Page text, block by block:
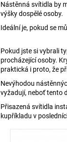
Nástěnná svítidla by
výšky dospělé osoby.
Ideální je, pokud se
Pokud jste si vybrali
procházející osoby.
praktická i proto, že
Nevýhodou
vyžadují, neboť tento
Přisazená svítidla
kupříkladu v